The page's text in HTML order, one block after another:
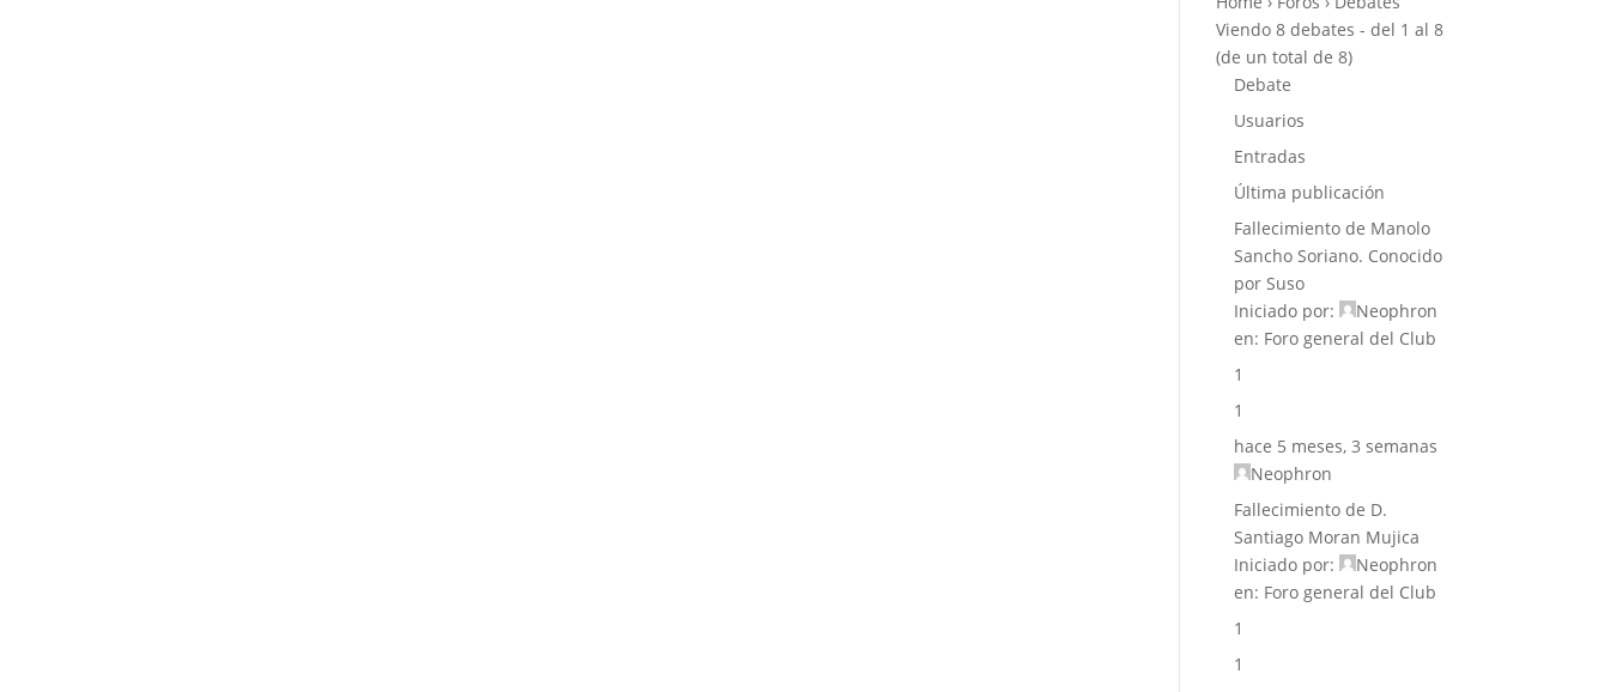
Viendo 8 debates - del 1 al 8
(de un total de 8)
Debate
Usuarios
Entradas
Última publicación
Fallecimiento de Manolo
Sancho Soriano. Conocido
por Suso
Iniciado por:
Neophron
en: Foro general del Club
1
1
hace 5 meses, 3 semanas
Neophron
Fallecimiento de D.
Santiago Moran Mujica
Iniciado por:
Neophron
en: Foro general del Club
1
1